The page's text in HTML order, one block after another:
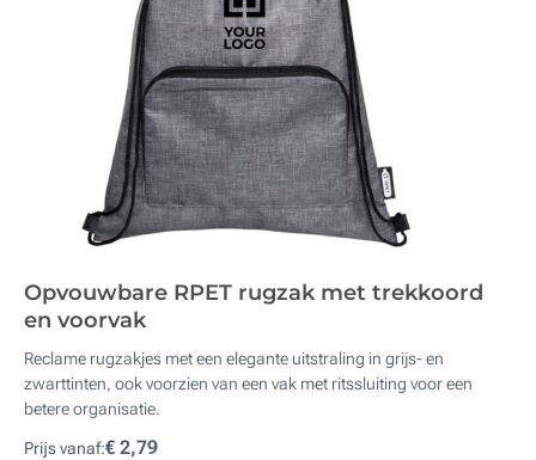
Opvouwbare RPET rugzak met trekkoord
en voorvak
Reclame rugzakjes met een elegante uitstraling in grijs- en
zwarttinten, ook voorzien van een vak met ritssluiting voor een
betere organisatie.
Prijs vanaf:€ 2,79